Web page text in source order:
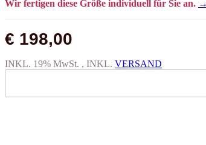
Wir fertigen diese Größe individuell für Sie an.
€ 198,00
INKL. 19% MwSt. , INKL. VERSAND